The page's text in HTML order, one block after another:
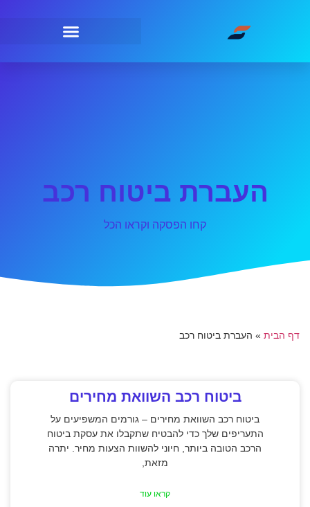
העברת ביטוח רכב
קחו הפסקה וקראו הכל
דף הבית » העברת ביטוח רכב
ביטוח רכב השוואת מחירים
ביטוח רכב השוואת מחירים – גורמים המשפיעים על
התעריפים שלך כדי להבטיח שתקבלו את עסקת ביטוח
הרכב הטובה ביותר, חיוני להשוות הצעות מחיר. יתרה
מזאת,
קראו עוד